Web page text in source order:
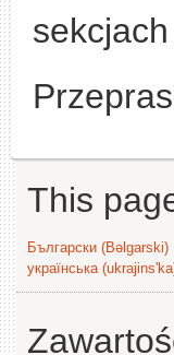
This
Български (Bəlgarski)
українська